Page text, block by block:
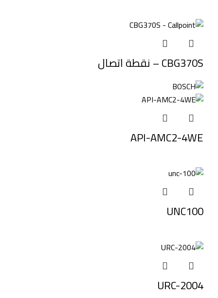
CBG370S – نقطة اتصال
API-AMC2-4WE
UNC100
URC-2004